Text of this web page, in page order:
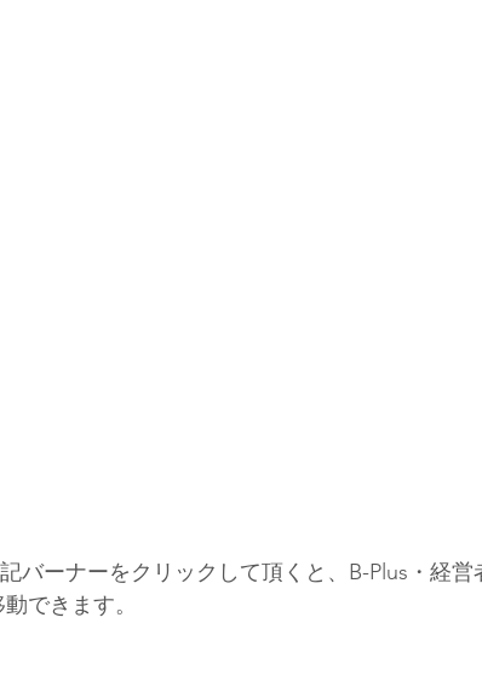
バーナーをクリックして頂くと、B-Plus・経営
できます。